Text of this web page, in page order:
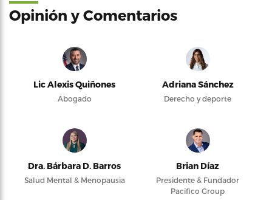
Opinión y Comentarios
Lic Alexis Quiñones
Abogado
Adriana Sánchez
Derecho y deporte
Dra. Bárbara D. Barros
Salud Mental & Menopausia
Brian Díaz
Presidente & Fundador
Pacifico Group